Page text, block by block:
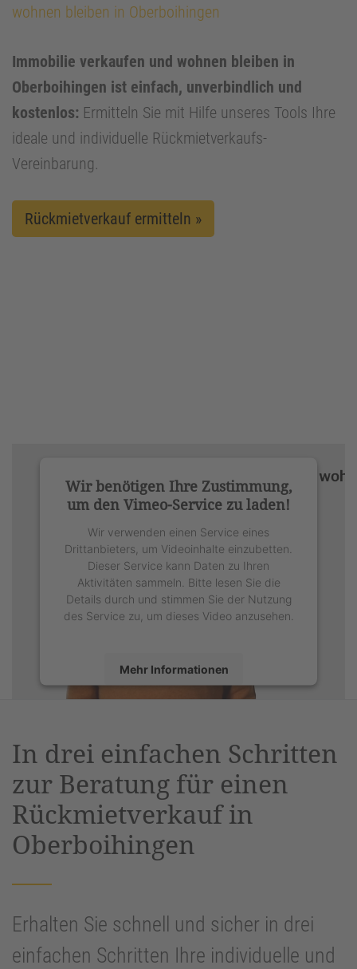
wohnen bleiben in Oberboihingen
Immobilie verkaufen und wohnen bleiben in
Oberboihingen ist einfach, unverbindlich und
kostenlos: Ermitteln Sie mit Hilfe unseres Tools Ihre
ideale und individuelle Rückmietverkaufs-
Vereinbarung.
Rückmietverkauf ermitteln »
Wir benötigen Ihre Zustimmung,
um den Vimeo-Service zu laden!
Wir verwenden einen Service eines
Drittanbieters, um Videoinhalte einzubetten.
Dieser Service kann Daten zu Ihren
Aktivitäten sammeln. Bitte lesen Sie die
Details durch und stimmen Sie der Nutzung
des Service zu, um dieses Video anzusehen.
Mehr Informationen
Management Platform&eRecht24
In drei einfachen Schritten
zur Beratung für einen
Rückmietverkauf in
Oberboihingen
Erhalten Sie schnell und sicher in drei
einfachen Schritten Ihre individuelle und